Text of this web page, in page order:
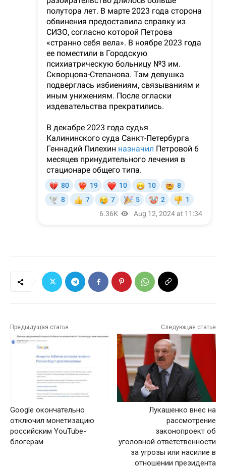
Предыдущая статья
Google окончательно
отключил монетизацию
российским YouTube-
блогерам
Следующая статья
Лукашенко внес на
рассмотрение
законопроект об
уголовной ответственности
за угрозы или насилие в
отношении президента